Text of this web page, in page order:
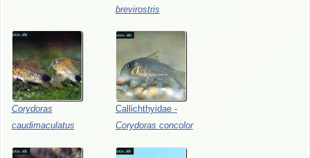
brevirostris
Corydoras
caudimaculatus
Callichthyidae -
Corydoras concolor